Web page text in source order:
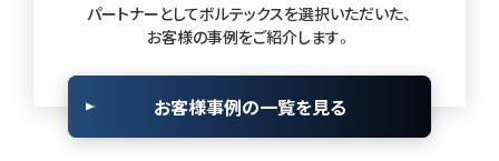
パートナーとしてボルテックスを選択いただいた、
お客様の事例をご紹介します。
お客様事例の一覧を見る